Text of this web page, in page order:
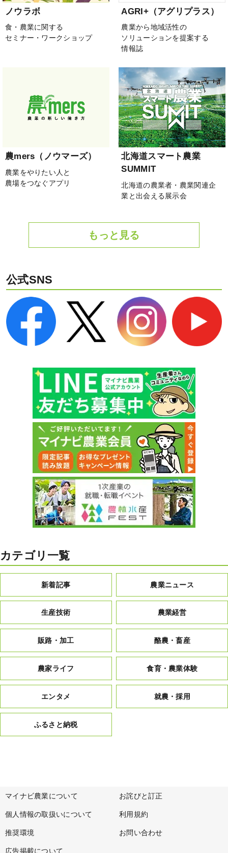
ノウラボ
食・農業に関する
セミナー・ワークショップ
AGRI+（アグリプラス）
農業から地域活性の
ソリューションを提案する
情報誌
農mers（ノウマーズ）
農業をやりたい人と
農場をつなぐアプリ
北海道スマート農業
SUMMIT
北海道の農業者・農業関連企
業と出会える展示会
もっと見る
公式SNS
カテゴリ一覧
新着記事 農業ニュース
生産技術 農業経営
販路・加工 酪農・畜産
農家ライフ 食育・農業体験
エンタメ 就農・採用
ふるさと納税
マイナビ農業について お詫びと訂正
個人情報の取扱いについて 利用規約
推奨環境 お問い合わせ
広告掲載について